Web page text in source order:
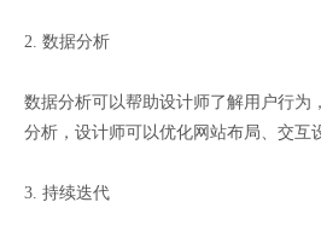
2. 数据分析
数据分析可以帮助设计师了解用户行为
分析，设计师可以优化网站布局、交互
3. 持续迭代